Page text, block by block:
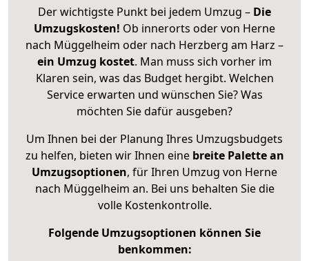
Der wichtigste Punkt bei jedem Umzug – Die
Umzugskosten! Ob innerorts oder von Herne
nach Müggelheim oder nach Herzberg am Harz –
ein Umzug kostet. Man muss sich vorher im
Klaren sein, was das Budget hergibt. Welchen
Service erwarten und wünschen Sie? Was
möchten Sie dafür ausgeben?
Um Ihnen bei der Planung Ihres Umzugsbudgets
zu helfen, bieten wir Ihnen eine breite Palette an
Umzugsoptionen, für Ihren Umzug von Herne
nach Müggelheim an. Bei uns behalten Sie die
volle Kostenkontrolle.
Folgende Umzugsoptionen können Sie
benkommen: